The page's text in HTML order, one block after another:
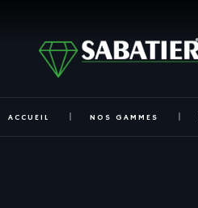
ACCUEIL NOS GAMMES